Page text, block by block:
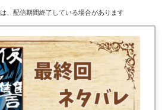
、配信期間終了している場合があります